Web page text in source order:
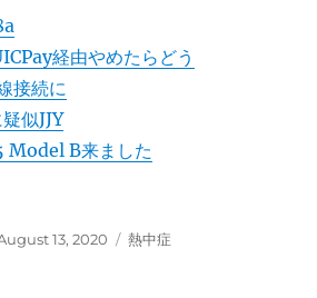
経由やめたらどう
接続に
似JJY
Model B来ました
13, 2020 Categories
熱中症